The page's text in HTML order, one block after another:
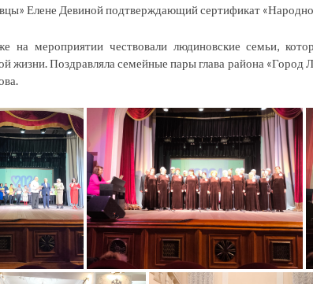
Елене Девиной подтверждающий сертификат
на мероприятии чествовали людиновские семьи,
жизни. Поздравляла семейные пары глава района